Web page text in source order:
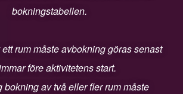
bokningstabellen.
rum måste avbokning göras senast
före aktivitetens start.
bokning av två eller fler rum måste